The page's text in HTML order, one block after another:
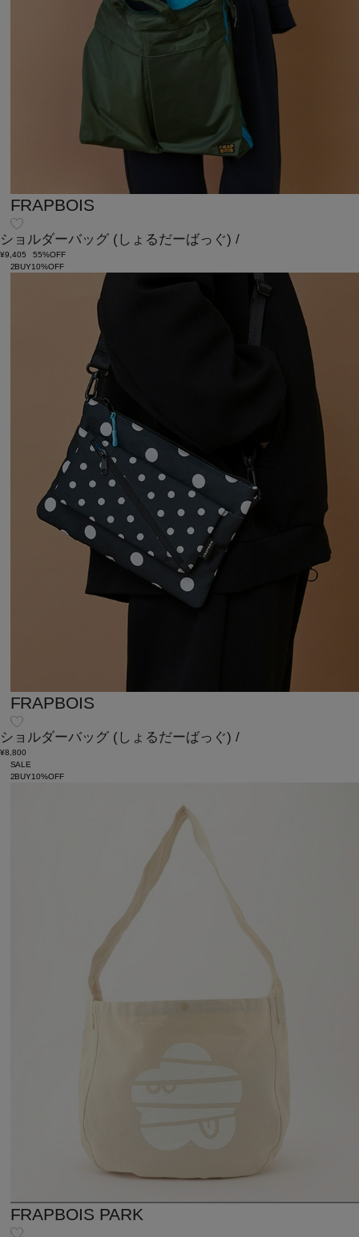
FRAPBOIS
ショルダーバッグ (しょるだーばっぐ) /
¥9,405
55%OFF
2BUY10%OFF
FRAPBOIS
ショルダーバッグ (しょるだーばっぐ) /
¥8,800
SALE
2BUY10%OFF
FRAPBOIS PARK